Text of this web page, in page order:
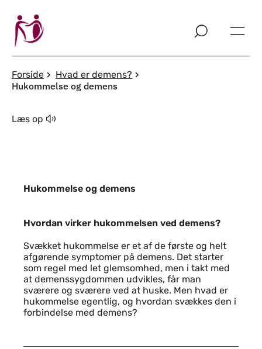
Forside Hvad er demens?
Hukommelse og demens
Læs op
Hukommelse og demens
Hvordan virker hukommelsen ved
Hvordan virker hukommelsen ved demens?
Svækket hukommelse er et af de første og helt
afgørende symptomer på demens. Det starter
som regel med let glemsomhed, men i takt med
at demenssygdommen udvikles, får man
sværere og sværere ved at huske. Men hvad er
hukommelse egentlig, og hvordan svækkes den i
forbindelse med demens?